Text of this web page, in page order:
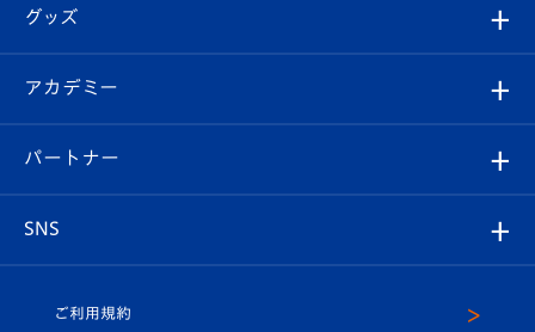
チケット
イベント
メディア
ホームタウン
スタッフプロフィール
マスコット紹介
Revive Team
ヴィヴィくんの長崎おもてなしガイド
フォトギャラリー
スタジアムグルメ
チケット
V-LOVERS（ファンクラブ）
プレイヤーズスイート
グッズ
オンラインショップ
店舗情報
アカデミー
育成からのお知らせ
U-18
パートナー
SNS
ご利用規約